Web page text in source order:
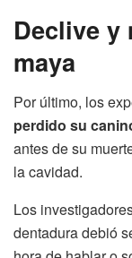
Declive y
maya
Por último, los
perdido su
antes de su
la cavidad.
Los
dentadura debió